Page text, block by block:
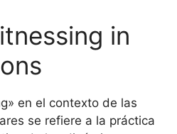
in
en el contexto de las
se refiere a la práctica